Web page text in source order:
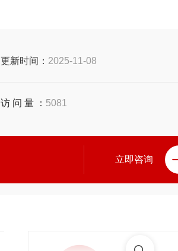
更新时间： 2025-11-08
访 问 量 ： 5081
立即咨询